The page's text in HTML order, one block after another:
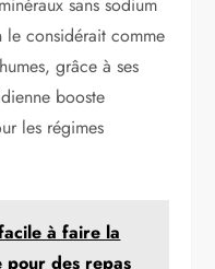
sans sodium
le considérait comme
grâce à ses
booste
les régimes
à faire la
des repas